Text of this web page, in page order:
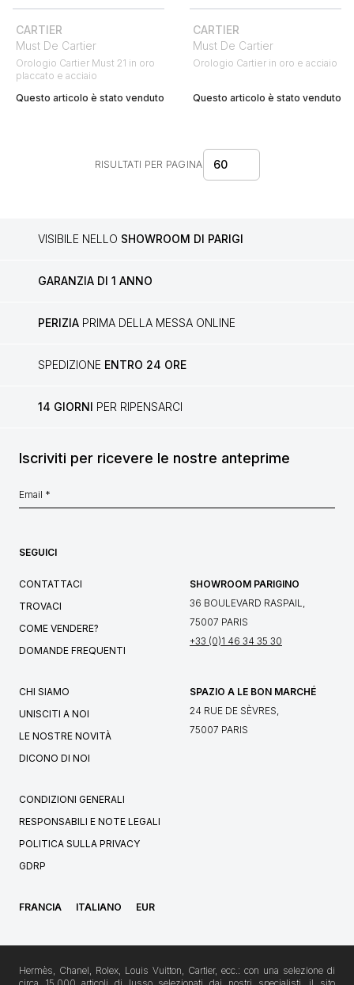
CARTIER
Must De Cartier
Orologio Cartier Must 21 in oro
placcato e acciaio
Questo articolo è stato venduto
CARTIER
Must De Cartier
Orologio Cartier in oro e acciaio
Questo articolo è stato venduto
RISULTATI PER PAGINA 60
VISIBILE NELLO SHOWROOM DI PARIGI
GARANZIA DI 1 ANNO
PERIZIA PRIMA DELLA MESSA ONLINE
SPEDIZIONE ENTRO 24 ORE
14 GIORNI PER RIPENSARCI
Iscriviti per ricevere le nostre anteprime
SEGUICI
CONTATTACI
TROVACI
COME VENDERE?
DOMANDE FREQUENTI
SHOWROOM PARIGINO
36 BOULEVARD RASPAIL,
75007 PARIS
+33 (0)1 46 34 35 30
CHI SIAMO
UNISCITI A NOI
LE NOSTRE NOVITÀ
DICONO DI NOI
SPAZIO A LE BON MARCHÉ
24 RUE DE SÈVRES,
75007 PARIS
CONDIZIONI GENERALI
RESPONSABILI E NOTE LEGALI
POLITICA SULLA PRIVACY
GDRP
FRANCIA ITALIANO EUR
Hermès, Chanel, Rolex, Louis Vuitton, Cartier, ecc.: con una selezione di